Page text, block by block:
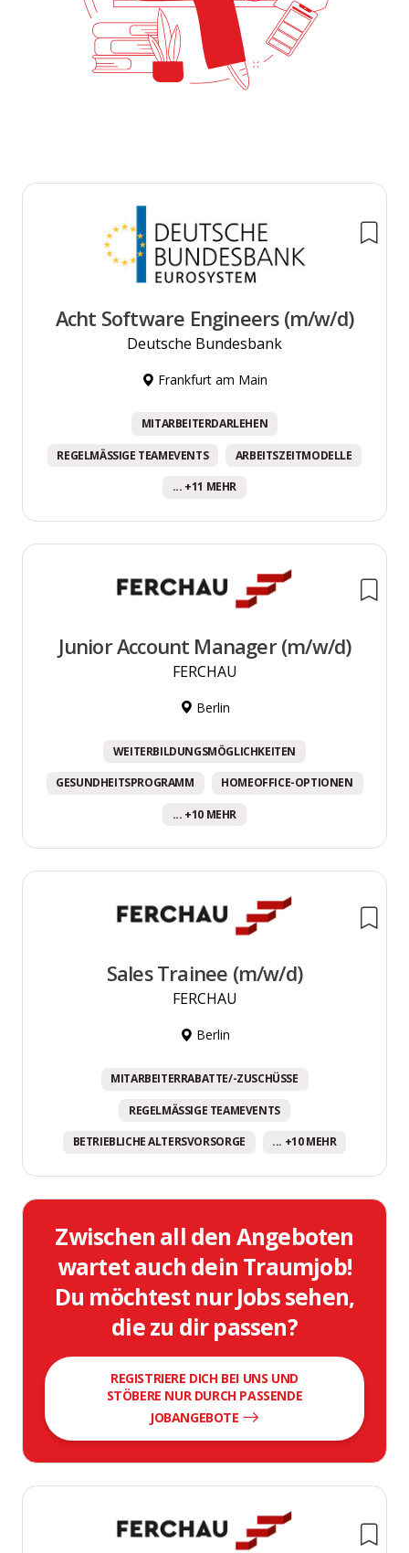
Acht Software Engineers (m/w/d)
Deutsche Bundesbank
Frankfurt am Main
MITARBEITERDARLEHEN
REGELMÄSSIGE TEAMEVENTS ARBEITSZEITMODELLE
... +11 MEHR
Junior Account Manager (m/w/d)
FERCHAU
Berlin
WEITERBILDUNGSMÖGLICHKEITEN
GESUNDHEITSPROGRAMM HOMEOFFICE-OPTIONEN
... +10 MEHR
Sales Trainee (m/w/d)
FERCHAU
Berlin
MITARBEITERRABATTE/-ZUSCHÜSSE
REGELMÄSSIGE TEAMEVENTS
BETRIEBLICHE ALTERSVORSORGE ... +10 MEHR
Zwischen all den Angeboten
wartet auch dein Traumjob!
Du möchtest nur Jobs sehen,
die zu dir passen?
REGISTRIERE DICH BEI UNS UND
STÖBERE NUR DURCH PASSENDE
JOBANGEBOTE